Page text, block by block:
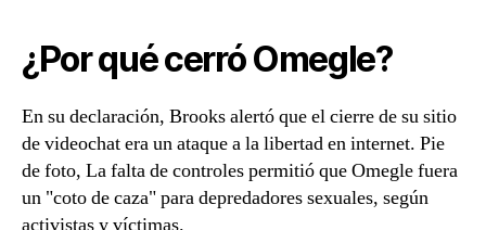
¿Por qué cerró Omegle?
En su declaración, Brooks alertó que el cierre de su sitio
de videochat era un ataque a la libertad en internet. Pie
de foto, La falta de controles permitió que Omegle fuera
un "coto de caza" para depredadores sexuales, según
activistas y víctimas.